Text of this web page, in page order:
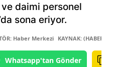
daimi personel
sona eriyor.
Haber Merkezi KAYNAK: (HABER
Whatsapp'tan Gönder